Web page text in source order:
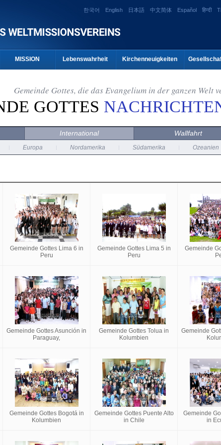
한국어 English 日本語 中文简体 Español हिन्दी
MISSION Lebenswahrheit Kirchenneuigkeiten
Gemeinde Gottes, die das Evangelium in der ganzen Welt
GOTTES
International Wallfahrt
Europa Nordamerika Südamerika Ozeanien
Gemeinde Gottes Lima 6 in
Peru
Gemeinde Gottes Lima 5 in
Peru
Gemeinde
Gemeinde Gottes Asunción in
Paraguay,
Gemeinde Gottes Tolua in
Kolumbien
Gemeinde
Gemeinde Gottes Bogotá in
Kolumbien
Gemeinde Gottes Puente Alto
in Chile
Gemeinde
in